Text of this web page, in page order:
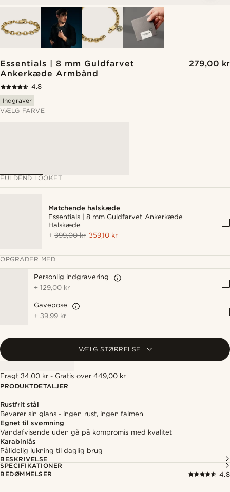
Essentials | 8 mm Guldfarvet
Ankerkæde Armbånd
279,00 kr
4.8
Indgraver
VÆLG FARVE
FULDEND LOOKET
Matchende halskæde
Essentials | 8 mm Guldfarvet Ankerkæde
Halskæde
+399,00 kr 359,10 kr
OPGRADER MED
Personlig indgravering
+129,00 kr
Gavepose
+ 39,99 kr
VÆLG STØRRELSE
Fragt 34,00 kr - Gratis over 449,00 kr
PRODUKTDETALJER
Rustfrit stål
Bevarer sin glans - ingen rust, ingen falmen
Egnet til svømning
Vandafvisende uden gå på kompromis med kvalitet
Karabinlås
Pålidelig lukning til daglig brug
BESKRIVELSE
SPECIFIKATIONER
BEDØMMELSER
4.8